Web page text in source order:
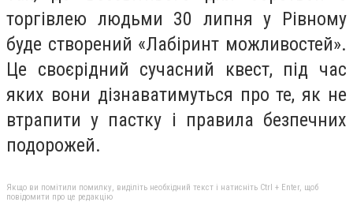
торгівлею людьми 30 липня у Рівному
буде створений «Лабіринт можливостей».
Це своєрідний сучасний квест, під час
яких вони дізнаватимуться про те, як не
втрапити у пастку і правила безпечних
подорожей.
Якщо ви помітили помилку, виділіть необхідний текст і натисніть Ctrl + Enter, щоб
повідомити про це редакцію